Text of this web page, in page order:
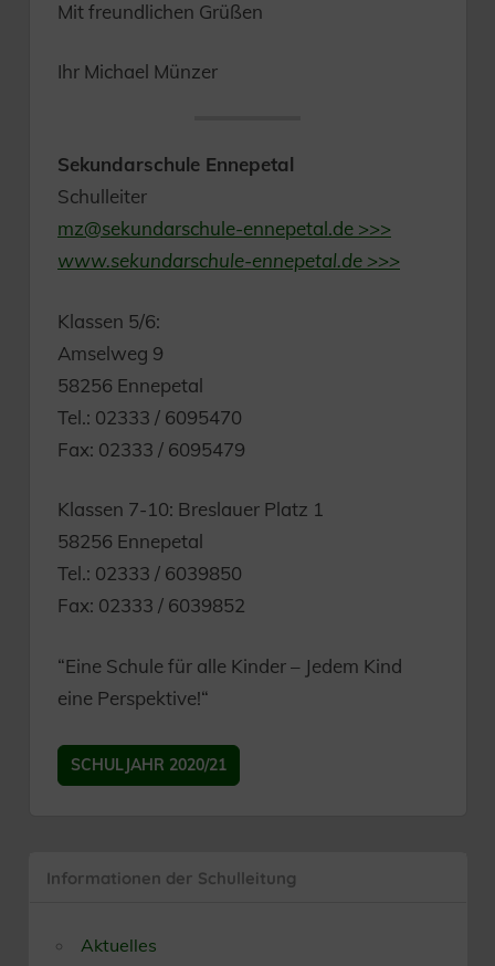
Mit freundlichen Grüßen
Ihr Michael Münzer
Sekundarschule Ennepetal
Schulleiter
mz@sekundarschule-ennepetal.de >>>
www.sekundarschule-ennepetal.de >>>
Klassen 5/6:
Amselweg 9
58256 Ennepetal
Tel.: 02333 / 6095470
Fax: 02333 / 6095479
Klassen 7-10: Breslauer Platz 1
58256 Ennepetal
Tel.: 02333 / 6039850
Fax: 02333 / 6039852
“Eine Schule für alle Kinder – Jedem Kind
eine Perspektive!“
SCHULJAHR 2020/21
Informationen der Schulleitung
Aktuelles